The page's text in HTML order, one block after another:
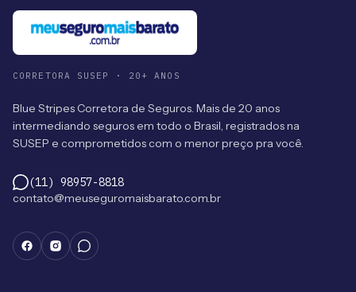
CORRETORA SUSEP · 20+ ANOS
Blue Stripes Corretora de Seguros. Mais de 20 anos
intermediando seguros em todo o Brasil, registrados na
SUSEP e comprometidos com o menor preço pra você.
(11) 98957-8818
contato@meuseguromaisbarato.com.br